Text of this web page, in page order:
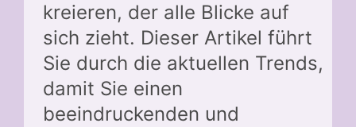
kreieren, der alle Blicke auf
sich zieht. Dieser Artikel führt
Sie durch die aktuellen Trends,
damit Sie einen
beeindruckenden und